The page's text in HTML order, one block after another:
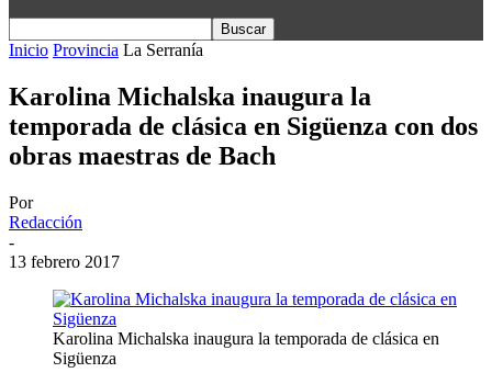
Inicio Provincia La Serranía
Karolina Michalska inaugura la
temporada de clásica en Sigüenza con dos
obras maestras de Bach
Por
Redacción
-
13 febrero 2017
Karolina Michalska inaugura la temporada de clásica en
Sigüenza